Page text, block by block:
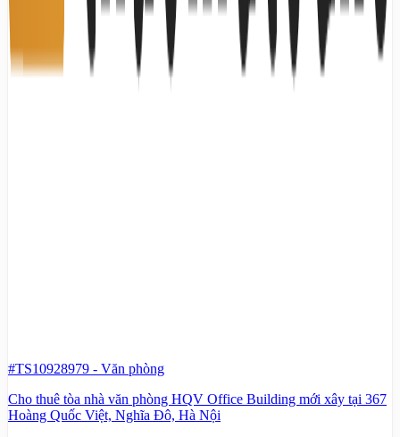
#TS10928979 - Văn phòng
Cho thuê tòa nhà văn phòng HQV Office Building mới xây tại 367
Hoàng Quốc Việt, Nghĩa Đô, Hà Nội